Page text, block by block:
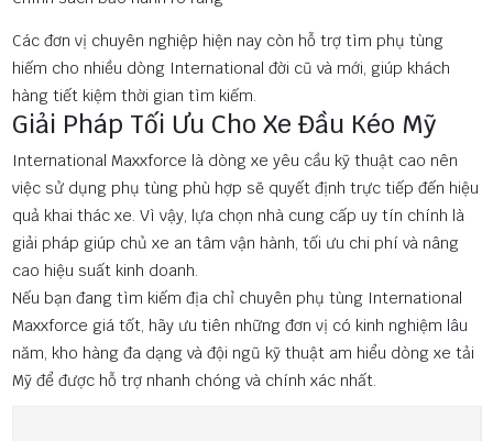
Các đơn vị chuyên nghiệp hiện nay còn hỗ trợ tìm phụ tùng
hiếm cho nhiều dòng International đời cũ và mới, giúp khách
hàng tiết kiệm thời gian tìm kiếm.
Giải Pháp Tối Ưu Cho Xe Đầu Kéo Mỹ
International Maxxforce là dòng xe yêu cầu kỹ thuật cao nên
việc sử dụng phụ tùng phù hợp sẽ quyết định trực tiếp đến hiệu
quả khai thác xe. Vì vậy, lựa chọn nhà cung cấp uy tín chính là
giải pháp giúp chủ xe an tâm vận hành, tối ưu chi phí và nâng
cao hiệu suất kinh doanh.
Nếu bạn đang tìm kiếm địa chỉ chuyên phụ tùng International
Maxxforce giá tốt, hãy ưu tiên những đơn vị có kinh nghiệm lâu
năm, kho hàng đa dạng và đội ngũ kỹ thuật am hiểu dòng xe tải
Mỹ để được hỗ trợ nhanh chóng và chính xác nhất.